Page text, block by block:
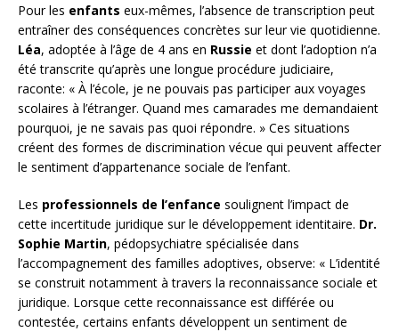
Pour les enfants eux-mêmes, l’absence de transcription peut
entraîner des conséquences concrètes sur leur vie quotidienne.
Léa, adoptée à l’âge de 4 ans en Russie et dont l’adoption n’a
été transcrite qu’après une longue procédure judiciaire,
raconte: « À l’école, je ne pouvais pas participer aux voyages
scolaires à l’étranger. Quand mes camarades me demandaient
pourquoi, je ne savais pas quoi répondre. » Ces situations
créent des formes de discrimination vécue qui peuvent affecter
le sentiment d’appartenance sociale de l’enfant.
Les professionnels de l’enfance soulignent l’impact de
cette incertitude juridique sur le développement identitaire. Dr.
Sophie Martin, pédopsychiatre spécialisée dans
l’accompagnement des familles adoptives, observe: « L’identité
se construit notamment à travers la reconnaissance sociale et
juridique. Lorsque cette reconnaissance est différée ou
contestée, certains enfants développent un sentiment de